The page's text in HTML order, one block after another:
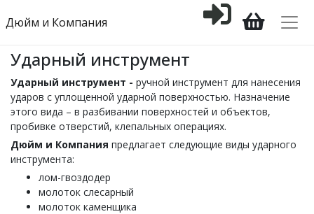
Дюйм и Компания
Ударный инструмент
Ударный инструмент - ручной инструмент для нанесения
ударов с уплощенной ударной поверхностью. Назначение
этого вида – в разбивании поверхностей и объектов,
пробивке отверстий, клепальных операциях.
Дюйм и Компания предлагает следующие виды ударного
инструмента:
лом-гвоздодер
молоток слесарный
молоток каменщика